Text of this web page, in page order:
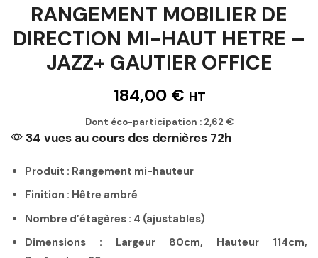
RANGEMENT MOBILIER DE
DIRECTION MI-HAUT HETRE –
JAZZ+ GAUTIER OFFICE
184,00 € HT
Dont éco-participation : 2,62 €
34 vues au cours des dernières 72h
Produit : Rangement mi-hauteur
Finition : Hêtre ambré
Nombre d’étagères : 4 (ajustables)
Dimensions : Largeur 80cm, Hauteur 114cm,